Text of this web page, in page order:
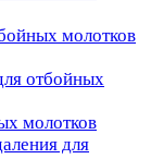
молотков
отбойных
молотков
для